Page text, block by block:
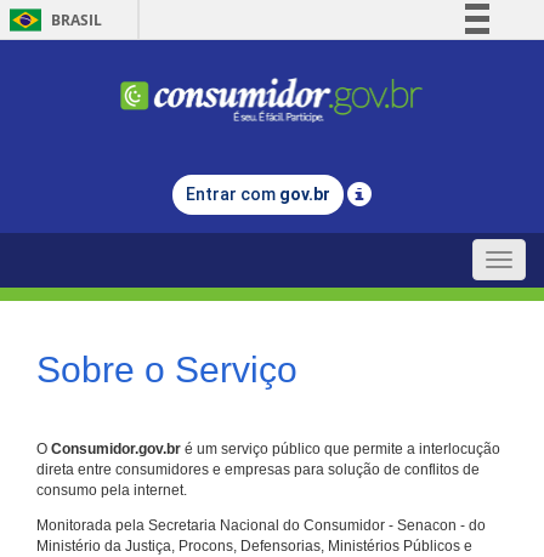
BRASIL
Comunica BR
Legislação
Entrar com gov.br
Toggle
Sobre o Serviço
O Consumidor.gov.br é um serviço público que permite a interlocução
direta entre consumidores e empresas para solução de conflitos de
consumo pela internet.
Monitorada pela Secretaria Nacional do Consumidor - Senacon - do
Ministério da Justiça, Procons, Defensorias, Ministérios Públicos e